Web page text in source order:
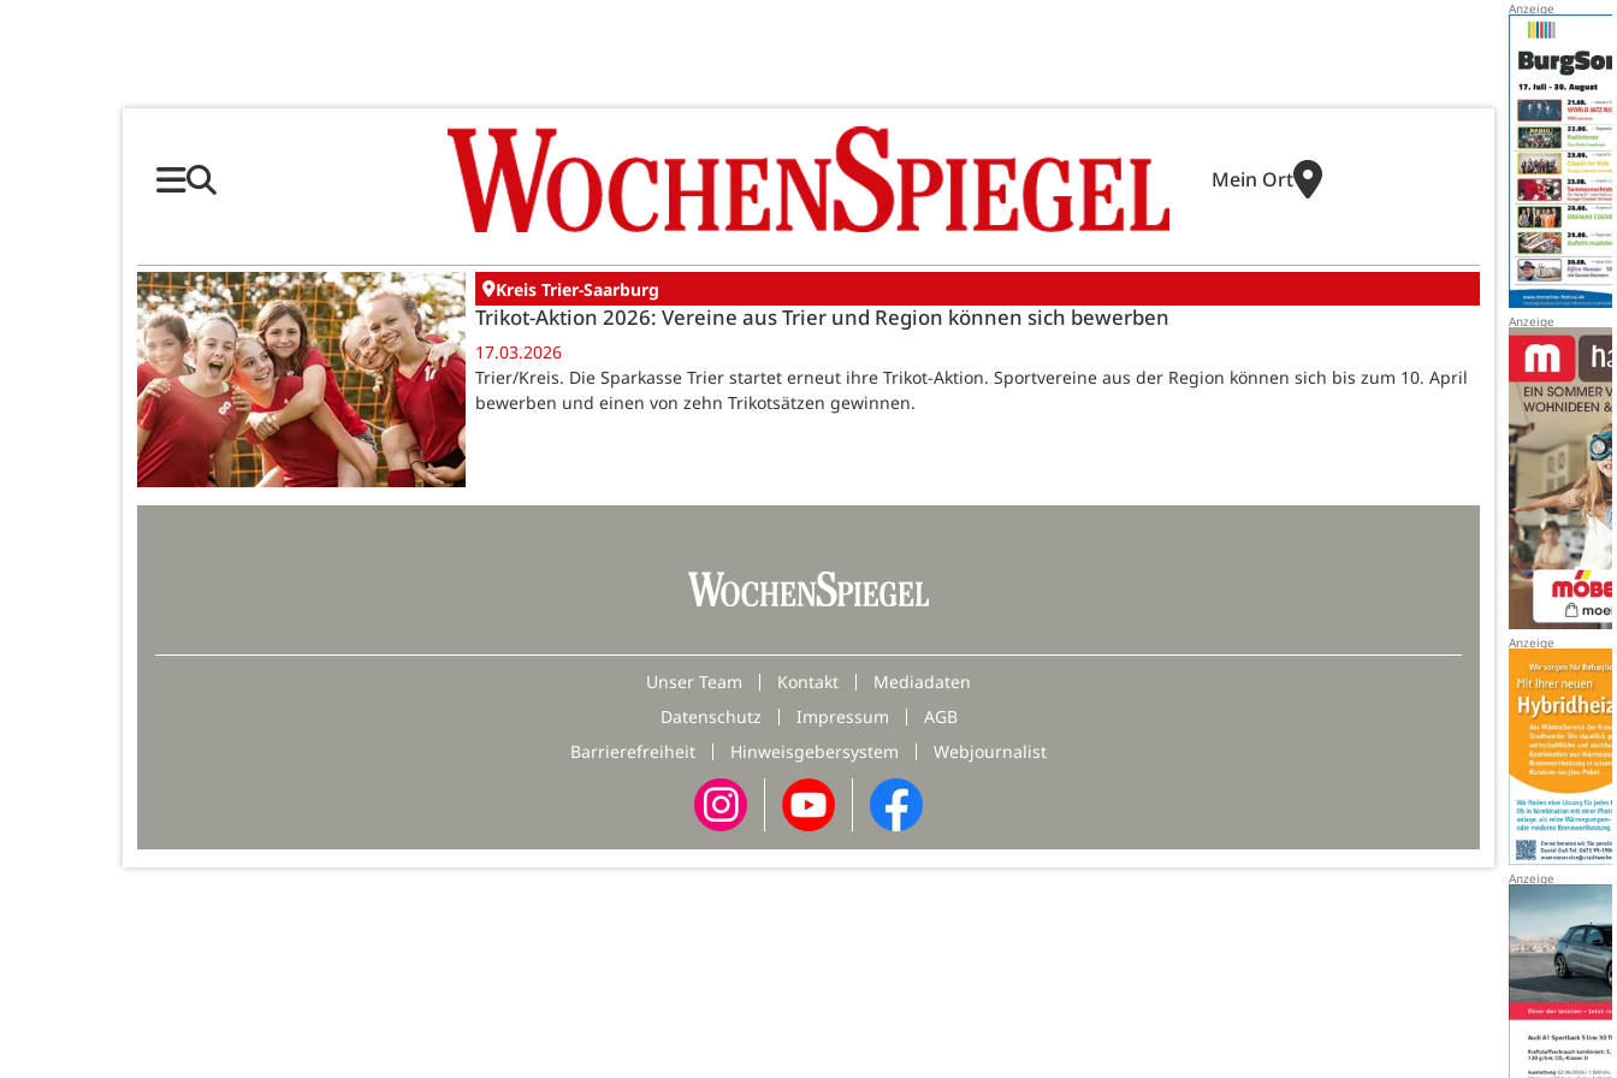
Mein Ort
Kreis Trier-Saarburg
Trikot-Aktion 2026: Vereine aus Trier und Region können sich bewerben
17.03.2026
Trier/Kreis. Die Sparkasse Trier startet erneut ihre Trikot-Aktion. Sportvereine aus der Region können sich bis zum 10. April
bewerben und einen von zehn Trikotsätzen gewinnen.
Unser Team Kontakt
Mediadaten
Datenschutz
Impressum
AGB
Barrierefreiheit
Hinweisgebersystem Webjournalist